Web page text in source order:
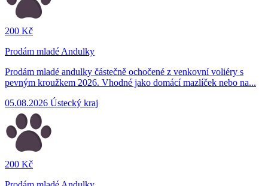
200 Kč
Prodám mladé Andulky
Prodám mladé andulky částečně ochočené z venkovní voliéry s
pevným kroužkem 2026. Vhodné jako domácí mazlíček nebo na...
05.08.2026 Ústecký kraj
200 Kč